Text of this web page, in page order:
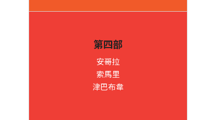
第四部
安哥拉
索馬里
津巴布韋